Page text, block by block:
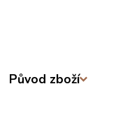
Původ zboží